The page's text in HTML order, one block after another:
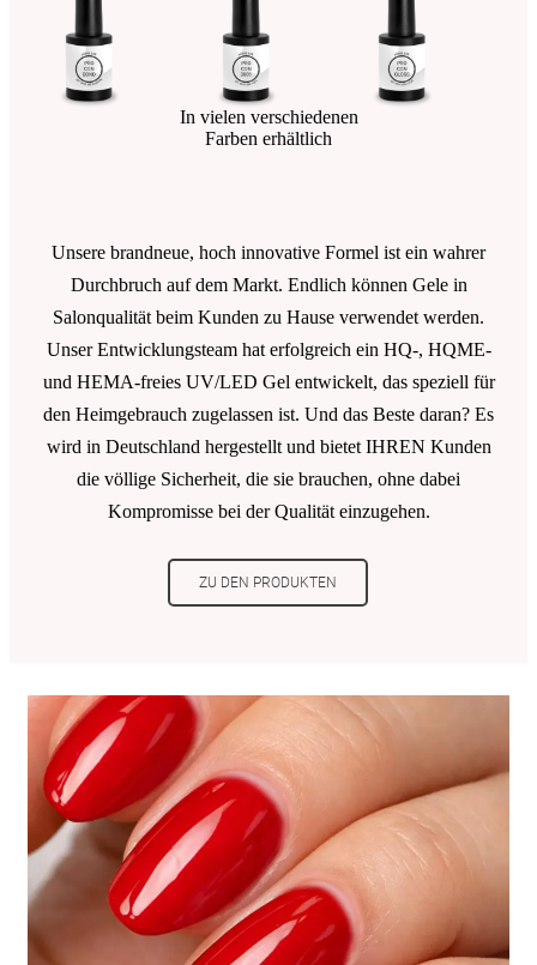
In vielen verschiedenen
Farben erhältlich
Unsere brandneue, hoch innovative Formel ist ein wahrer
Durchbruch auf dem Markt. Endlich können Gele in
Salonqualität beim Kunden zu Hause verwendet werden.
Unser Entwicklungsteam hat erfolgreich ein HQ-, HQME-
und HEMA-freies UV/LED Gel entwickelt, das speziell für
den Heimgebrauch zugelassen ist. Und das Beste daran? Es
wird in Deutschland hergestellt und bietet IHREN Kunden
die völlige Sicherheit, die sie brauchen, ohne dabei
Kompromisse bei der Qualität einzugehen.
ZU DEN PRODUKTEN